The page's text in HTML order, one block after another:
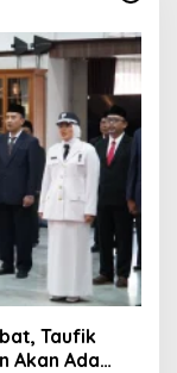
Taufik
Akan Ada